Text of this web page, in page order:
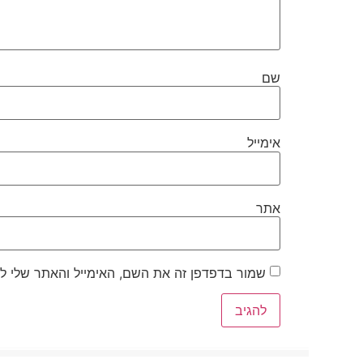
שם
אימייל
אתר
שמור בדפדפן זה את השם, האימייל והאתר שלי